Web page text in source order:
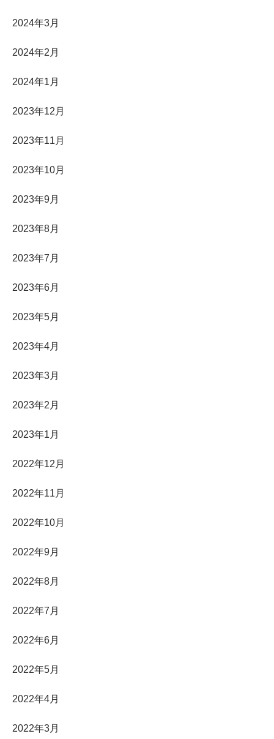
2024年3月
2024年2月
2024年1月
2023年12月
2023年11月
2023年10月
2023年9月
2023年8月
2023年7月
2023年6月
2023年5月
2023年4月
2023年3月
2023年2月
2023年1月
2022年12月
2022年11月
2022年10月
2022年9月
2022年8月
2022年7月
2022年6月
2022年5月
2022年4月
2022年3月